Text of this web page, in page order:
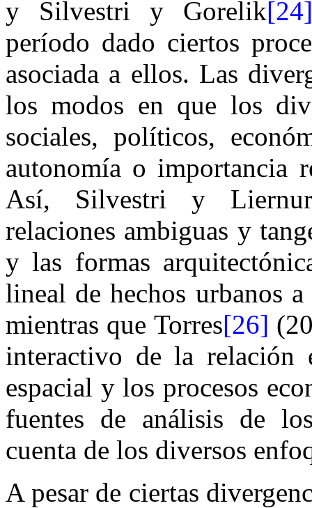
y Silvestri y Gorelik
período dado ciertos
asociada a ellos. Las
los modos en que los
sociales, políticos,
autonomía o importancia
Así, Silvestri y Liernur
relaciones ambiguas y
y las formas
lineal de hechos urbanos
mientras que Torres[26]
interactivo de la relación
espacial y los procesos
fuentes de análisis de
cuenta de los diversos
A pesar de ciertas